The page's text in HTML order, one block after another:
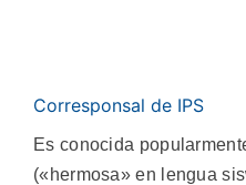
Corresponsal de IPS
Es conocida
(«hermosa» en lengua